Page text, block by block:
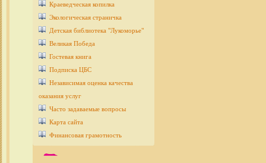
Краеведческая копилка
Экологическая страничка
Детcкая библиотека "Лукоморье"
Великая Победа
Гостевая книга
Подписка ЦБС
Независимая оценка качества
оказания услуг
Часто задаваемые вопросы
Карта сайта
Финансовая грамотность